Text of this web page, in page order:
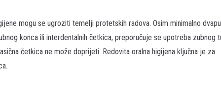
mogu se ugroziti temelji protetskih radova. Osim minimalno
konca ili interdentalnih četkica, preporučuje se upotreba zubnog
četkica ne može doprijeti. Redovita oralna higijena ključna je za